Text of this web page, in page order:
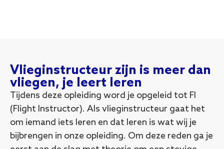
Vlieginstructeur zijn is meer dan
vliegen, je leert leren
Tijdens deze opleiding word je opgeleid tot FI
(Flight Instructor). Als vlieginstructeur gaat het
om iemand iets leren en dat leren is wat wij je
bijbrengen in onze opleiding. Om deze reden ga je